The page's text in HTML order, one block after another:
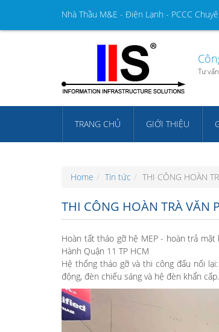
Nhà Thầu M&E - Điện Lạnh - PCCC
Tư
TRANG CHỦ GIỚI THIỆU
Home Tin tức THI CÔNG HOÀN
THI CÔNG HOÀN TRÀ VĂN
Hoàn tất tháo gỡ hệ MEP - hoàn trả
Hành Quận 11 TP HCM
Hệ thống tháo gỡ và thi công đấu nối
động, đèn chiếu sáng và hệ đèn khẩn